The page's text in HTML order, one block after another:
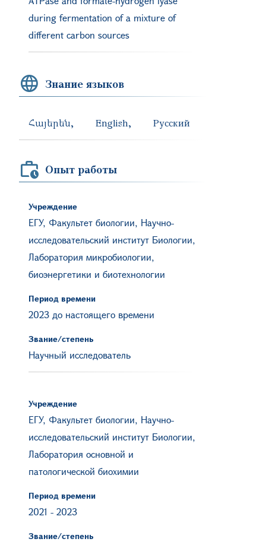
during fermentation of a mixture of
different carbon sources
Знание языков
Հայերեն English Русский
Опыт работы
Учреждение
ЕГУ, Факультет биологии, Научно-
исследовательский институт Биологии,
Лаборатория микробиологии,
биоэнергетики и биотехнологии
Период времени
2023 до настоящего времени
Звание/степень
Научный исследователь
Учреждение
ЕГУ, Факультет биологии, Научно-
исследовательский институт Биологии,
Лаборатория основной и
патологической биохимии
Период времени
2021 - 2023
Звание/степень